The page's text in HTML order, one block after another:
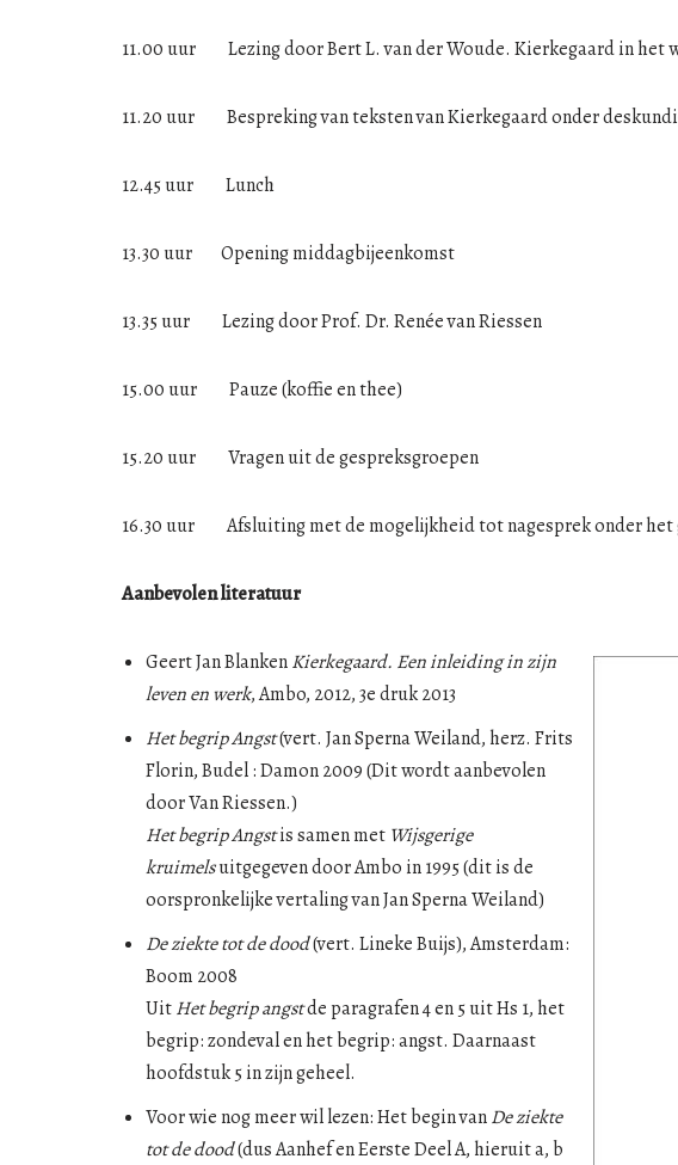
11.00 uur Lezing door Bert L. van der Woude. Kierkegaard in het
11.20 uur Bespreking van teksten van Kierkegaard onder
12.45 uur Lunch
13.30 uur Opening middagbijeenkomst
13.35 uur Lezing door Prof. Dr. Renée van Riessen
15.00 uur Pauze (koffie en thee)
15.20 uur Vragen uit de gespreksgroepen
16.30 uur Afsluiting met de mogelijkheid tot nagesprek onder het
Aanbevolen literatuur
Geert Jan BlankenKierkegaard. Een inleiding in zijn
leven en werk, Ambo, 2012, 3e druk 2013
Het begrip Angst(vert. Jan Sperna Weiland, herz. Frits
Florin, Budel : Damon 2009 (Dit wordt aanbevolen
door Van Riessen.)
Het begrip Angstis samen met Wijsgerige
kruimelsuitgegeven door Ambo in 1995 (dit is de
oorspronkelijke vertaling van Jan Sperna Weiland)
De ziekte tot de dood(vert. Lineke Buijs), Amsterdam:
Boom 2008
UitHet begrip angstde paragrafen 4 en 5 uit Hs 1, het
begrip: zondeval en het begrip: angst. Daarnaast
hoofdstuk 5 in zijn geheel.
Voor wie nog meer wil lezen: Het begin vanDe ziekte
tot de dood(dus Aanhef en Eerste Deel A, hieruit a, b